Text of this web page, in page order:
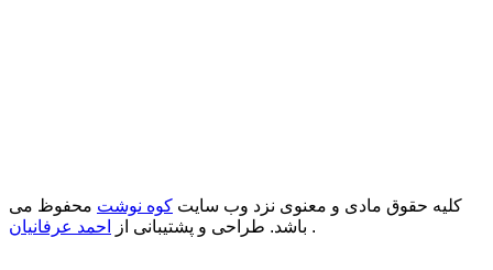
کلیه حقوق مادی و معنوی نزد وب سایت کوه نوشت محفوظ می
باشد. طراحی و پشتیبانی از
احمد عرفانیان .